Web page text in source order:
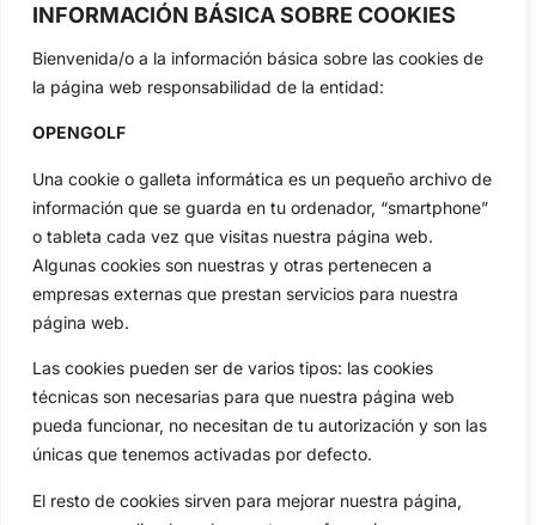
INFORMACIÓN BÁSICA SOBRE COOKIES
Bienvenida/o a la información básica sobre las cookies de
la página web responsabilidad de la entidad:
OPENGOLF
Una cookie o galleta informática es un pequeño archivo de
información que se guarda en tu ordenador, “smartphone”
o tableta cada vez que visitas nuestra página web.
Algunas cookies son nuestras y otras pertenecen a
empresas externas que prestan servicios para nuestra
página web.
Las cookies pueden ser de varios tipos: las cookies
técnicas son necesarias para que nuestra página web
pueda funcionar, no necesitan de tu autorización y son las
únicas que tenemos activadas por defecto.
El resto de cookies sirven para mejorar nuestra página,
profesional y amateur, resultados en directo, vídeos, noticias,
Tour...
Categorias
Inicio
Amateurs
Circuitos
Especiales
Reglas
Vídeos
De Interés
Compañía
Aviso Legal
Política de Privacidad
Política de Cookies
Publicidad
Newsletters